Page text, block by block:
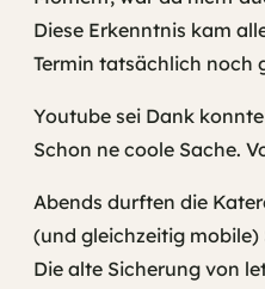
Diese Erkenntnis kam
Termin tatsächlich noch
Youtube sei Dank
Schon ne coole Sache.
Abends durften die
(und gleichzeitig
Die alte Sicherung von